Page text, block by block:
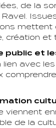
de la
création et
public et
avec
de la